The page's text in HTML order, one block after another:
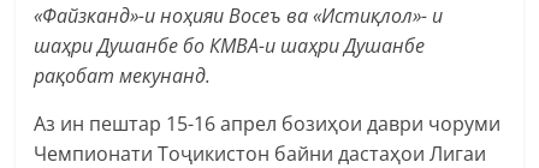
«Файзканд»-и ноҳияи Восеъ ва «Истиқлол»- и
шаҳри Душанбе бо КМВА-и шаҳри Душанбе
рақобат мекунанд.
Аз ин пештар 15-16 апрел бозиҳои даври чоруми
Чемпионати Тоҷикистон байни дастаҳои Лигаи